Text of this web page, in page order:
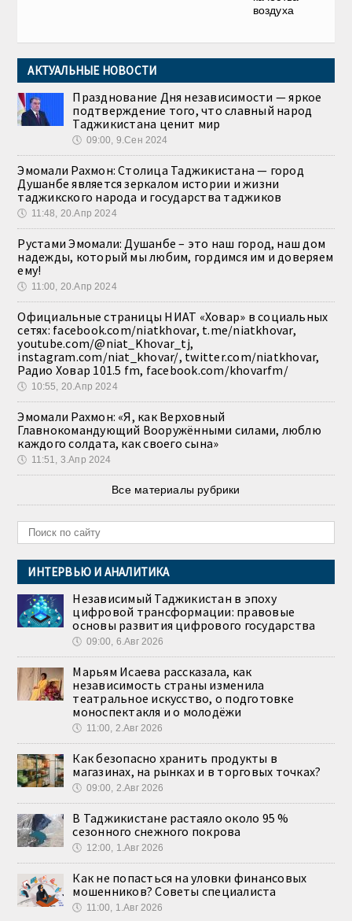
воздуха
АКТУАЛЬНЫЕ НОВОСТИ
Празднование Дня независимости — яркое
подтверждение того, что славный народ
Таджикистана ценит мир
🕔 09:00, 9.Сен 2024
Эмомали Рахмон: Столица Таджикистана — город
Душанбе является зеркалом истории и жизни
таджикского народа и государства таджиков
🕔 11:48, 20.Апр 2024
Рустами Эмомали: Душанбе – это наш город, наш дом
надежды, который мы любим, гордимся им и доверяем
ему!
🕔 11:00, 20.Апр 2024
Официальные страницы НИАТ «Ховар» в социальных
сетях: facebook.com/niatkhovar, t.me/niatkhovar,
youtube.com/@niat_Khovar_tj,
instagram.com/niat_khovar/, twitter.com/niatkhovar,
Радио Ховар 101.5 fm, facebook.com/khovarfm/
🕔 10:55, 20.Апр 2024
Эмомали Рахмон: «Я, как Верховный
Главнокомандующий Вооружёнными силами, люблю
каждого солдата, как своего сына»
🕔 11:51, 3.Апр 2024
Все материалы рубрики
ИНТЕРВЬЮ И АНАЛИТИКА
Независимый Таджикистан в эпоху
цифровой трансформации: правовые
основы развития цифрового государства
🕔 09:00, 6.Авг 2026
Марьям Исаева рассказала, как
независимость страны изменила
театральное искусство, о подготовке
моноспектакля и о молодёжи
🕔 11:00, 2.Авг 2026
Как безопасно хранить продукты в
магазинах, на рынках и в торговых точках?
🕔 09:00, 2.Авг 2026
В Таджикистане растаяло около 95 %
сезонного снежного покрова
🕔 12:00, 1.Авг 2026
Как не попасться на уловки финансовых
мошенников? Советы специалиста
🕔 11:00, 1.Авг 2026